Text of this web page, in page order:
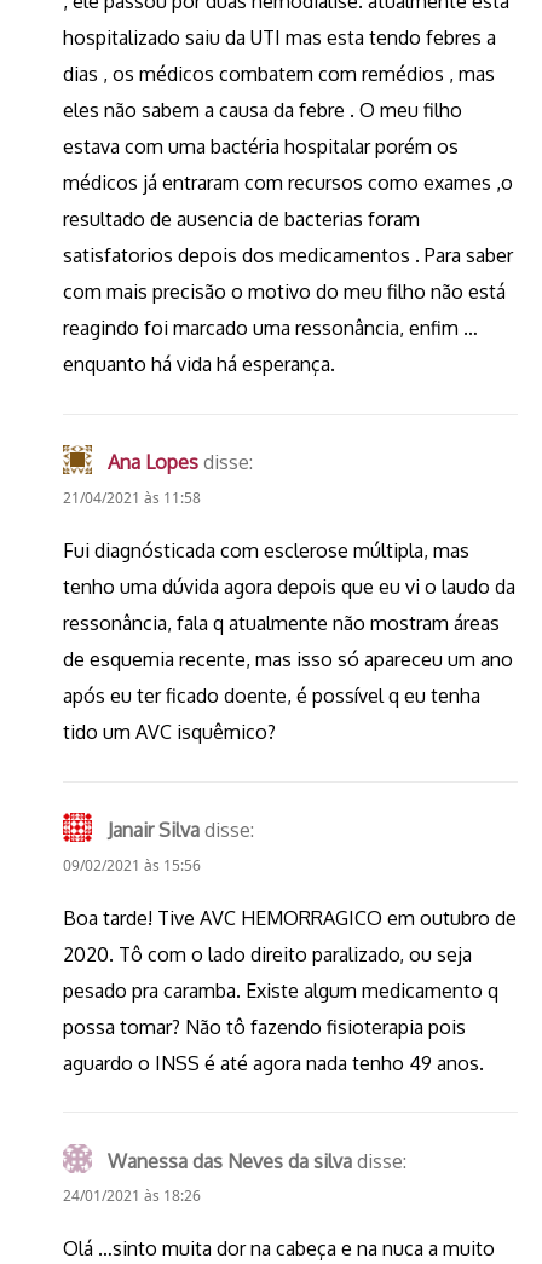
hospitalizado saiu da UTI mas esta tendo febres a
dias , os médicos combatem com remédios , mas
eles não sabem a causa da febre . O meu filho
estava com uma bactéria hospitalar porém os
médicos já entraram com recursos como exames ,o
resultado de ausencia de bacterias foram
satisfatorios depois dos medicamentos . Para saber
com mais precisão o motivo do meu filho não está
reagindo foi marcado uma ressonância, enfim …
enquanto há vida há esperança.
Ana Lopes disse:
21/04/2021 às 11:58
Fui diagnósticada com esclerose múltipla, mas
tenho uma dúvida agora depois que eu vi o laudo da
ressonância, fala q atualmente não mostram áreas
de esquemia recente, mas isso só apareceu um ano
após eu ter ficado doente, é possível q eu tenha
tido um AVC isquêmico?
Janair Silva disse:
09/02/2021 às 15:56
Boa tarde! Tive AVC HEMORRAGICO em outubro de
2020. Tô com o lado direito paralizado, ou seja
pesado pra caramba. Existe algum medicamento q
possa tomar? Não tô fazendo fisioterapia pois
aguardo o INSS é até agora nada tenho 49 anos.
Wanessa das Neves da silva disse:
24/01/2021 às 18:26
Olá …sinto muita dor na cabeça e na nuca a muito